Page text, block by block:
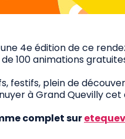
4e édition de ce
100 animations
festifs, plein de
à Grand Quevilly cet
complet sur